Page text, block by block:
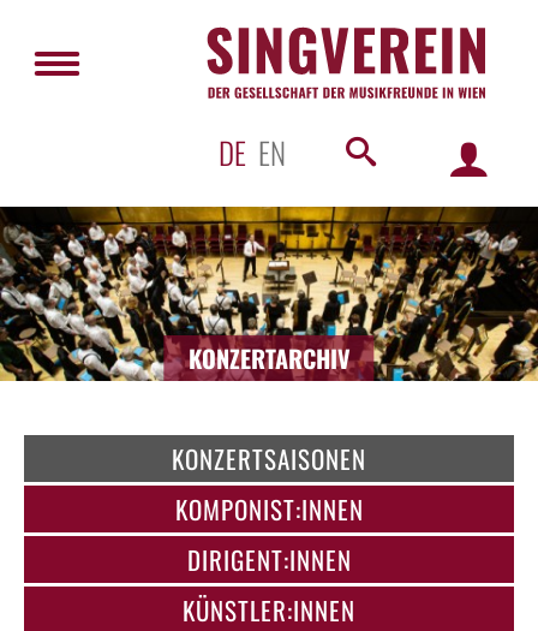
DE EN
KONZERTARCHIV
KONZERTSAISONEN
KOMPONIST:INNEN
DIRIGENT:INNEN
KÜNSTLER:INNEN